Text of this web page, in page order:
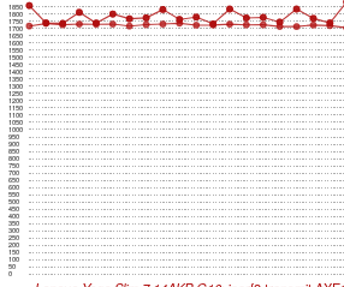
0
50
100
150
200
250
300
350
400
450
500
550
600
650
700
750
800
850
900
950
1000
1050
1100
1150
1200
1250
1300
1350
1400
1450
1500
1550
1600
1650
1700
1750
1800
1850